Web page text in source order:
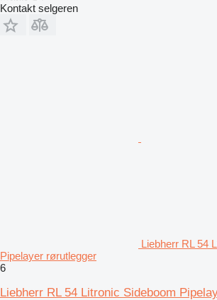
Kontakt selgeren
Liebherr RL 54
Pipelayer rørutlegger
6
Liebherr RL 54 Litronic Sideboom